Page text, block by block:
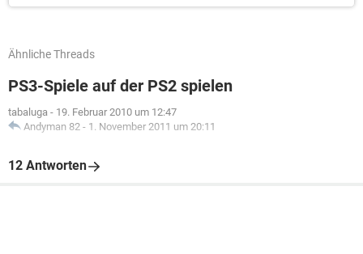
Ähnliche Threads
PS3-Spiele auf der PS2 spielen
tabaluga - 19. Februar 2010 um 12:47
Andyman 82 - 1. November 2011 um 20:11
12 Antworten